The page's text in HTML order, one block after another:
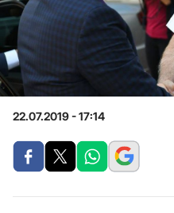
22.07.2019 - 17:14